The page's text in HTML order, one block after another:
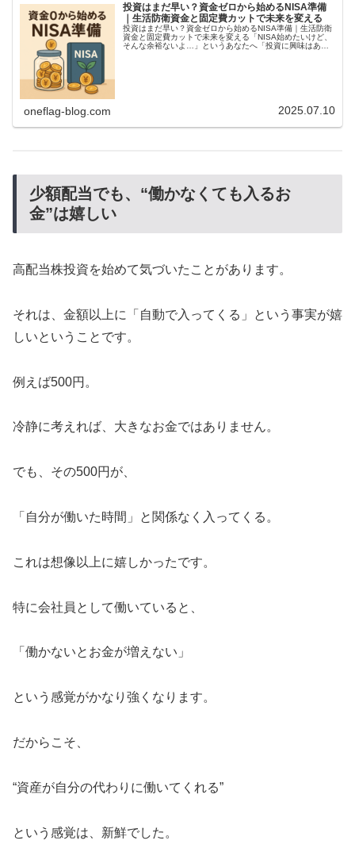
投資はまだ早い？資金ゼロから始めるNISA準備
｜生活防衛資金と固定費カットで未来を変える
投資はまだ早い？資金ゼロから始めるNISA準備｜生活防衛
資金と固定費カットで未来を変える「NISA始めたいけど、
そんな余裕ないよ…」というあなたへ「投資に興味はあ
oneflag-blog.com 2025.07.10
少額配当でも、“働かなくても入るお
金”は嬉しい
高配当株投資を始めて気づいたことがあります。
それは、金額以上に「自動で入ってくる」という事実が嬉
しいということです。
例えば500円。
冷静に考えれば、大きなお金ではありません。
でも、その500円が、
「自分が働いた時間」と関係なく入ってくる。
これは想像以上に嬉しかったです。
特に会社員として働いていると、
「働かないとお金が増えない」
という感覚がかなり強くなります。
だからこそ、
“資産が自分の代わりに働いてくれる”
という感覚は、新鮮でした。